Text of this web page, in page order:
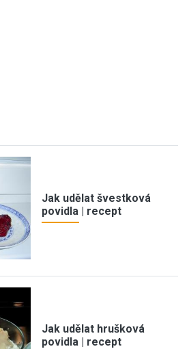
Jak udělat švestková
povidla | recept
Jak udělat hrušková
povidla | recept